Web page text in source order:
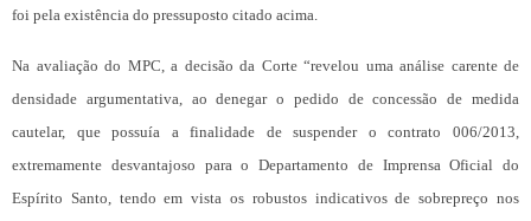
foi pela existência do pressuposto citado acima.
Na avaliação do MPC, a decisão da Corte “revelou uma análise carente de
densidade argumentativa, ao denegar o pedido de concessão de medida
cautelar, que possuía a finalidade de suspender o contrato 006/2013,
extremamente desvantajoso para o Departamento de Imprensa Oficial do
Espírito Santo, tendo em vista os robustos indicativos de sobrepreço nos